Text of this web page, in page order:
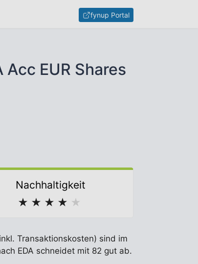
fynup Portal
EUR Shares
Nachhaltigkeit
★ ★ ★ ★ ★
Transaktionskosten) sind im
EDA schneidet mit 82 gut ab.